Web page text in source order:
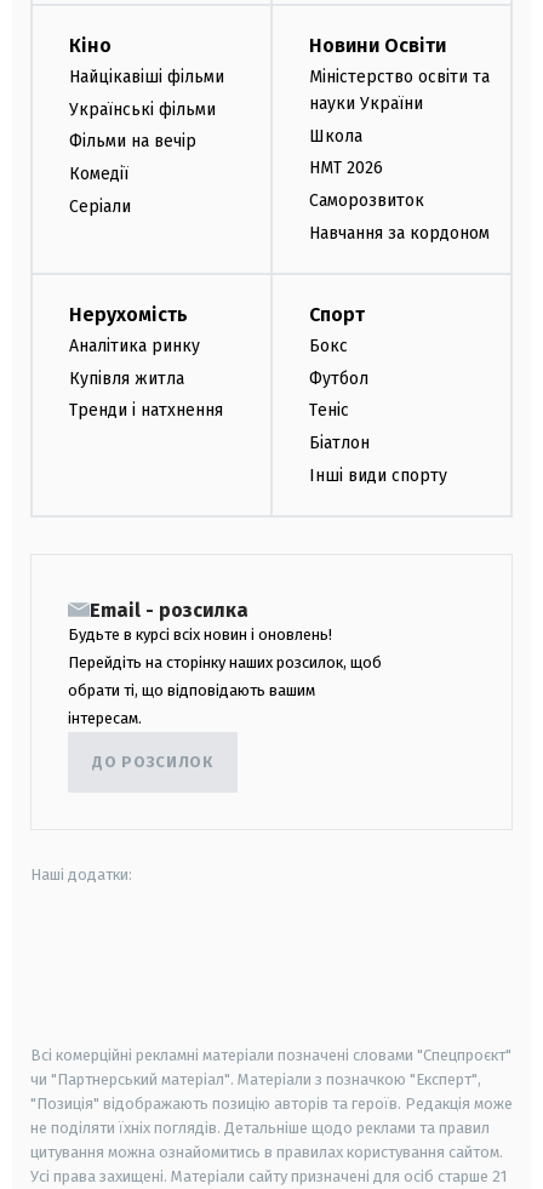
Кіно
Найцікавіші фільми
Українські фільми
Фільми на вечір
Комедії
Серіали
Новини Освіти
Міністерство освіти та
науки України
Школа
НМТ 2026
Саморозвиток
Навчання за кордоном
Нерухомість
Аналітика ринку
Купівля житла
Тренди і натхнення
Спорт
Бокс
Футбол
Теніс
Біатлон
Інші види спорту
Email - розсилка
Будьте в курсі всіх новин і оновлень!
Перейдіть на сторінку наших розсилок, щоб
обрати ті, що відповідають вашим
інтересам.
ДО РОЗСИЛОК
Наші додатки:
Всі комерційні рекламні матеріали позначені словами "Спецпроєкт"
чи "Партнерський матеріал". Матеріали з позначкою "Експерт",
"Позиція" відображають позицію авторів та героїв. Редакція може
не поділяти їхніх поглядів. Детальніше щодо реклами та правил
цитування можна ознайомитись в правилах користування сайтом.
Усі права захищені. Матеріали сайту призначені для осіб старше 21